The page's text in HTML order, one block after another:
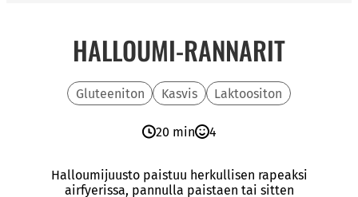
HALLOUMI-RANNARIT
Gluteeniton Kasvis Laktoositon
20 min 4
Halloumijuusto paistuu herkullisen rapeaksi
airfyerissa, pannulla paistaen tai sitten